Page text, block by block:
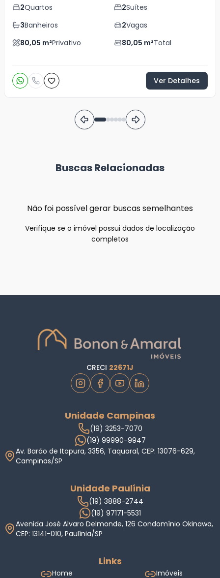
2Quartos 2Suítes
3Banheiros 2Vagas
80,05 m²Privativo 80,05 m²Total
Ver Detalhes
Buscas Relacionadas
Não foi possível gerar buscas semelhantes
Verifique se o imóvel possui dados de localização
completos
CRECI 22671J
Unidade Campinas
(19) 3253-7070
(19) 99990-9947
Av. Barão de Itapura, 3356, Taquaral, CEP: 13076-629,
Campinas/SP
Unidade Paulínia
(19) 3888-2744
(19) 97171-5531
Avenida José Alvaro Delmonde, 126 Condomínio Okinawa,
CEP: 13141-010, Paulínia/SP
Links
Home Imóveis